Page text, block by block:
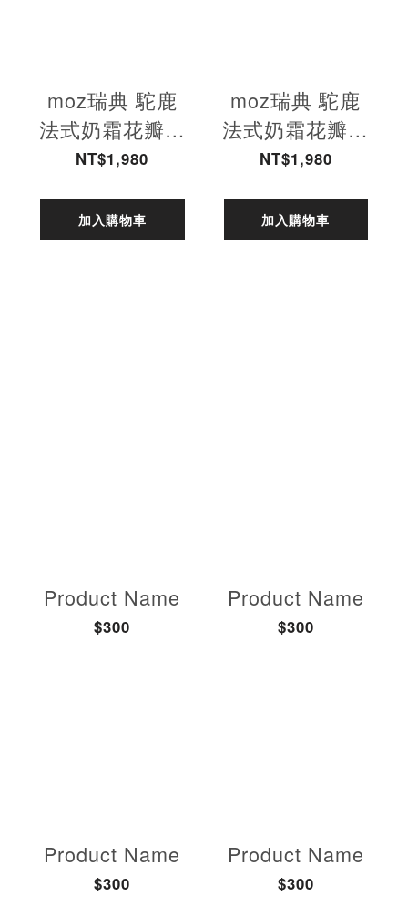
moz瑞典 駝鹿
法式奶霜花瓣鞋
(灰綠)
NT$1,980
加入購物車
moz瑞典 駝鹿
法式奶霜花瓣鞋
(杏色)
NT$1,980
加入購物車
Product Name
$300
Product Name
$300
Product Name
$300
Product Name
$300